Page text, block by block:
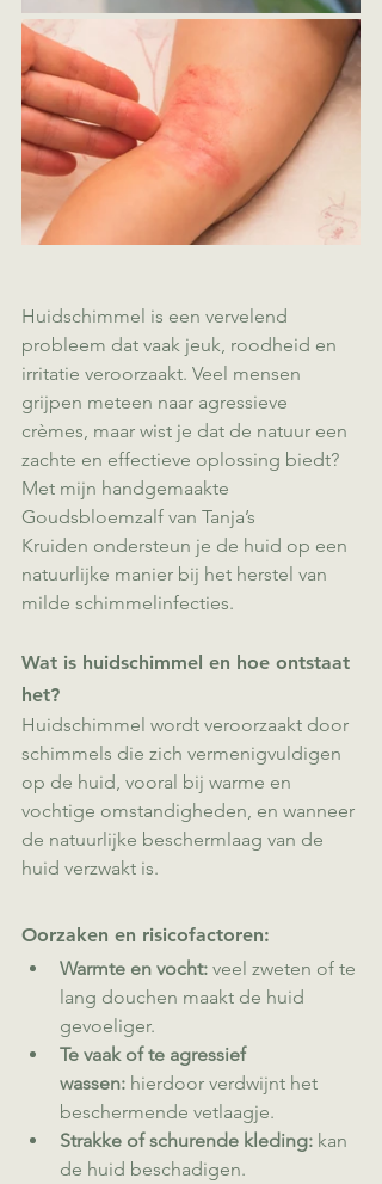
Huidschimmel is een vervelend
probleem dat vaak jeuk, roodheid en
irritatie veroorzaakt. Veel mensen
grijpen meteen naar agressieve
crèmes, maar wist je dat de natuur een
zachte en effectieve oplossing biedt?
Met mijn handgemaakte
Goudsbloemzalf van Tanja’s
Kruiden ondersteun je de huid op een
natuurlijke manier bij het herstel van
milde schimmelinfecties.
Wat is huidschimmel en hoe ontstaat
het?
Huidschimmel wordt veroorzaakt door
schimmels die zich vermenigvuldigen
op de huid, vooral bij warme en
vochtige omstandigheden, en wanneer
de natuurlijke beschermlaag van de
huid verzwakt is.
Oorzaken en risicofactoren:
Warmte en vocht: veel zweten of te
lang douchen maakt de huid
gevoeliger.
Te vaak of te agressief
wassen: hierdoor verdwijnt het
beschermende vetlaagje.
Strakke of schurende kleding: kan
de huid beschadigen.